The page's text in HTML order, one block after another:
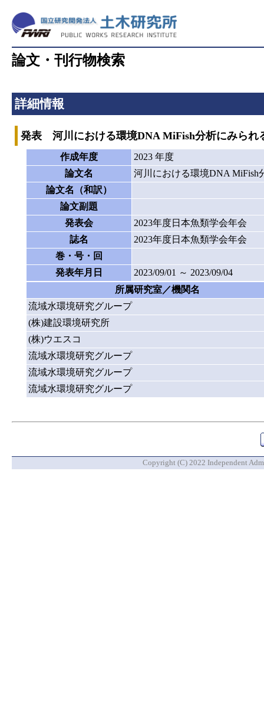
論文・刊行物検索
詳細情報
発表 河川における環境DNA MiFish分析にみられ
作成年度
2023 年度
論文名
河川における環境DNA MiFish
論文名（和訳）
論文副題
発表会
2023年度日本魚類学会年会
誌名
2023年度日本魚類学会年会
巻・号・回
発表年月日
2023/09/01 ～ 2023/09/04
所属研究室／機関名
流域水環境研究グループ
(株)建設環境研究所
(株)ウエスコ
流域水環境研究グループ
流域水環境研究グループ
流域水環境研究グループ
Copyright (C) 2022 Independent